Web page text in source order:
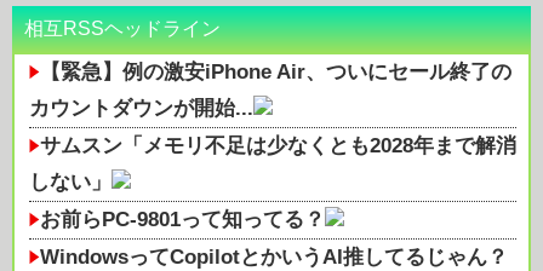
相互RSSヘッドライン
【緊急】例の激安iPhone Air、ついにセール終了の
カウントダウンが開始...
サムスン「メモリ不足は少なくとも2028年まで解消
しない」
お前らPC-9801って知ってる？
WindowsってCopilotとかいうAI推してるじゃん？